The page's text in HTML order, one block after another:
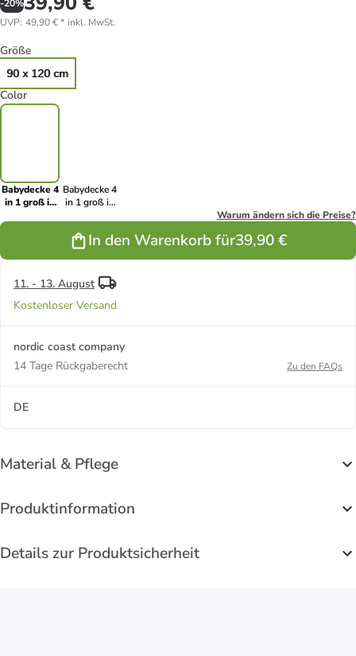
-20%
UVP: 49,90 €* inkl. MwSt.
Größe
90 x 120 cm
Color
Babydecke 4
in 1 groß in
Babydecke 4
in 1 groß in
Warum ändern sich die Preise?
In den Warenkorb für39,90 €
11. - 13. August
Kostenloser Versand
nordic coast company
14 Tage Rückgaberecht
Zu den FAQs
DE
Material & Pflege
Produktinformation
Details zur Produktsicherheit